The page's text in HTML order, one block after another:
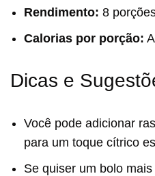
Rendimento: 8
Calorias por porção:
Dicas e
Você pode adicionar
para um toque cítrico
Se quiser um bolo